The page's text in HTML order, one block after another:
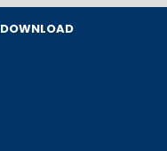
DOWNLOAD